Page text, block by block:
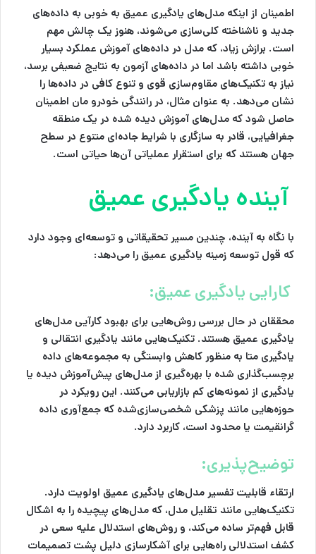
اطمینان از اینکه مدل‌های یادگیری عمیق به خوبی به داده‌های
جدید و ناشناخته کلی‌سازی می‌شوند، هنوز یک چالش مهم
است. برازش زیاد، که مدل در داده‌های آموزش عملکرد بسیار
خوبی داشته باشد اما در داده‌های آزمون به نتایج ضعیفی برسد،
نیاز به تکنیک‌های مقاوم‌سازی قوی و تنوع کافی در داده‌ها را
نشان می‌دهد. به عنوان مثال، در رانندگی خودرو مان اطمینان
حاصل شود که مدل‌های آموزش دیده شده در یک منطقه
جغرافیایی، قادر به سازگاری با شرایط جاده‌ای متنوع در سطح
جهان هستند که برای استقرار عملیاتی آن‌ها حیاتی است.
آینده یادگیری عمیق
با نگاه به آینده، چندین مسیر تحقیقاتی و توسعه‌ای وجود دارد
که قول توسعه زمینه یادگیری عمیق را می‌دهد:
کارایی یادگیری عمیق:
محققان در حال بررسی روش‌هایی برای بهبود کارآیی مدل‌های
یادگیری عمیق هستند. تکنیک‌هایی مانند یادگیری انتقالی و
یادگیری متا به منظور کاهش وابستگی به مجموعه‌های داده
برچسب‌گذاری شده با بهره‌گیری از مدل‌های پیش‌آموزش دیده یا
یادگیری از نمونه‌های کم بازاریابی می‌کنند. این رویکرد در
حوزه‌هایی مانند پزشکی شخصی‌سازی‌شده که جمع‌آوری داده
گرانقیمت یا محدود است، کاربرد دارد.
توضیح‌پذیری:
ارتقاء قابلیت تفسیر مدل‌های یادگیری عمیق اولویت دارد.
تکنیک‌هایی مانند تقلیل مدل، که مدل‌های پیچیده را به اشکال
قابل فهم‌تر ساده می‌کند، و روش‌های استدلال علیه سعی در
کشف استدلالی راه‌هایی برای آشکارسازی دلیل پشت تصمیمات